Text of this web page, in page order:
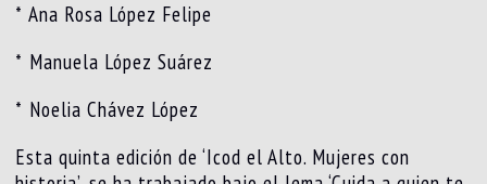
* ⁠Ana Rosa López Felipe
* ⁠Manuela López Suárez
* ⁠Noelia Chávez López
Esta quinta edición de ‘Icod el Alto. Mujeres con